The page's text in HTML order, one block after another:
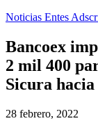
Noticias Entes
Bancoex
2 mil 400
Sicura
28 febrero, 2022